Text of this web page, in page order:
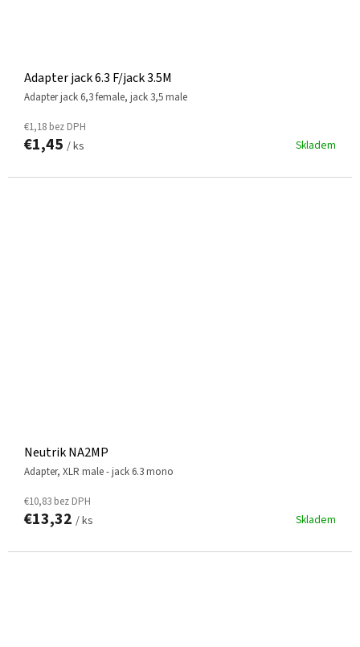
Adapter jack 6.3 F/jack 3.5M
adapter jack 6,3 female, jack 3,5 male
Skladem
€1,18 bez DPH
€1,45 / ks
Neutrik NA2MP
adapter, XLR male - jack 6.3 mono
Skladem
€10,83 bez DPH
€13,32 / ks